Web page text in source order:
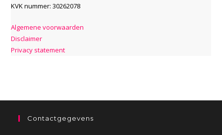
KVK nummer: 30262078
Algemene voorwaarden
Disclaimer
Privacy statement
Contactgegevens